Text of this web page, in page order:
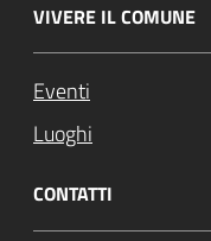
VIVERE IL COMUNE
Eventi
Luoghi
CONTATTI